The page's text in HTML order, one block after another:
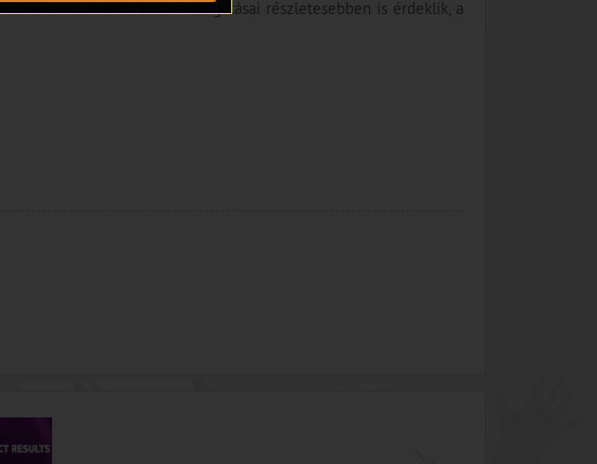
művészeti szektor turnétámogatásai részletesebben is érdeklik, a